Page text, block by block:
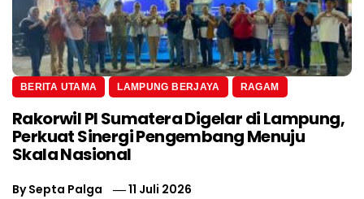
BERITA UTAMA LAMPUNG BERJAYA RAGAM
Rakorwil PI Sumatera Digelar di Lampung,
Perkuat Sinergi Pengembang Menuju
Skala Nasional
BySepta Palga 11 Juli 2026